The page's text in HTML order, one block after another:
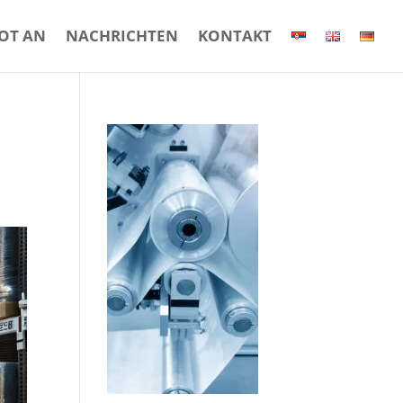
AN NACHRICHTEN KONTAKT